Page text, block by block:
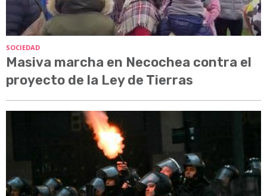
SOCIEDAD
Masiva marcha en Necochea contra el
proyecto de la Ley de Tierras